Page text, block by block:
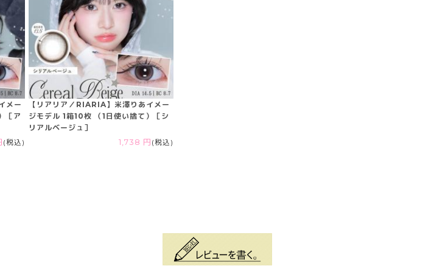
メー
［ア
(税込)
【リアリア／RIARIA】米澤りあイメー
ジモデル 1箱10枚 （1日使い捨て）［シ
リアルベージュ］
1,738 円 (税込)